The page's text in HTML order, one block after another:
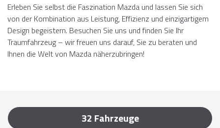
Erleben Sie selbst die Faszination Mazda und lassen Sie sich
von der Kombination aus Leistung, Effizienz und einzigartigem
Design begeistern. Besuchen Sie uns und finden Sie Ihr
Traumfahrzeug – wir freuen uns darauf, Sie zu beraten und
Ihnen die Welt von Mazda näherzubringen!
32 Fahrzeuge